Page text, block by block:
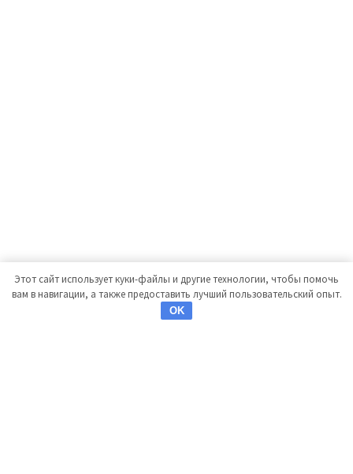
Этот сайт использует куки-файлы и другие технологии, чтобы помочь
вам в навигации, а также предоставить лучший пользовательский опыт.
OK